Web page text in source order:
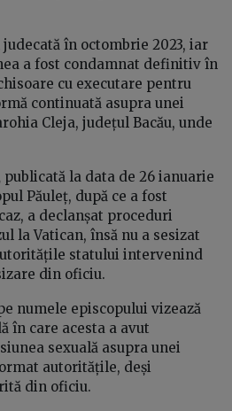
în octombrie 2023, iar
a fost condamnat definitiv în
cu executare pentru
continuată asupra unei
Cleja, județul Bacău, unde
publicată la data de 26 ianuarie
Păuleț, după ce a fost
a declanșat proceduri
la Vatican, însă nu a sesizat
statului intervenind
din oficiu.
numele episcopului vizează
în care acesta a avut
sexuală asupra unei
autoritățile, deși
din oficiu.